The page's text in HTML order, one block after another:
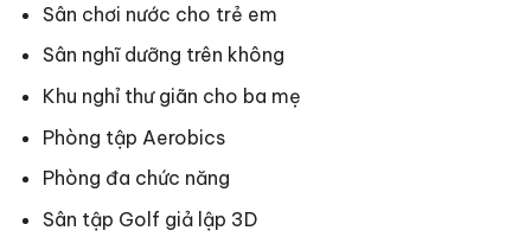
Sân chơi nước cho trẻ em
Sân nghĩ dưỡng trên không
Khu nghỉ thư giãn cho ba mẹ
Phòng tập Aerobics
Phòng đa chức năng
Sân tập Golf giả lập 3D